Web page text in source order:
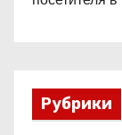
Рубрики